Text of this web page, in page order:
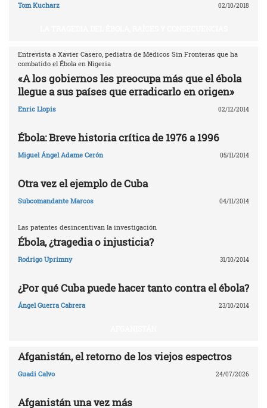
Tom Kucharz 02/10/2018
Entrevista a Xavier Casero, pediatra de Médicos Sin Fronteras que ha
combatido el Ébola en Nigeria
«A los gobiernos les preocupa más que el ébola
llegue a sus países que erradicarlo en origen»
Enric Llopis 02/12/2014
Ébola: Breve historia crítica de 1976 a 1996
Miguel Ángel Adame Cerón 05/11/2014
Otra vez el ejemplo de Cuba
Subcomandante Marcos 04/11/2014
Las patentes desincentivan la investigación
Ébola, ¿tragedia o injusticia?
Rodrigo Uprimny 31/10/2014
¿Por qué Cuba puede hacer tanto contra el ébola?
Ángel Guerra Cabrera 23/10/2014
Afganistán, el retorno de los viejos espectros
Guadi Calvo 24/07/2026
Afganistán una vez más